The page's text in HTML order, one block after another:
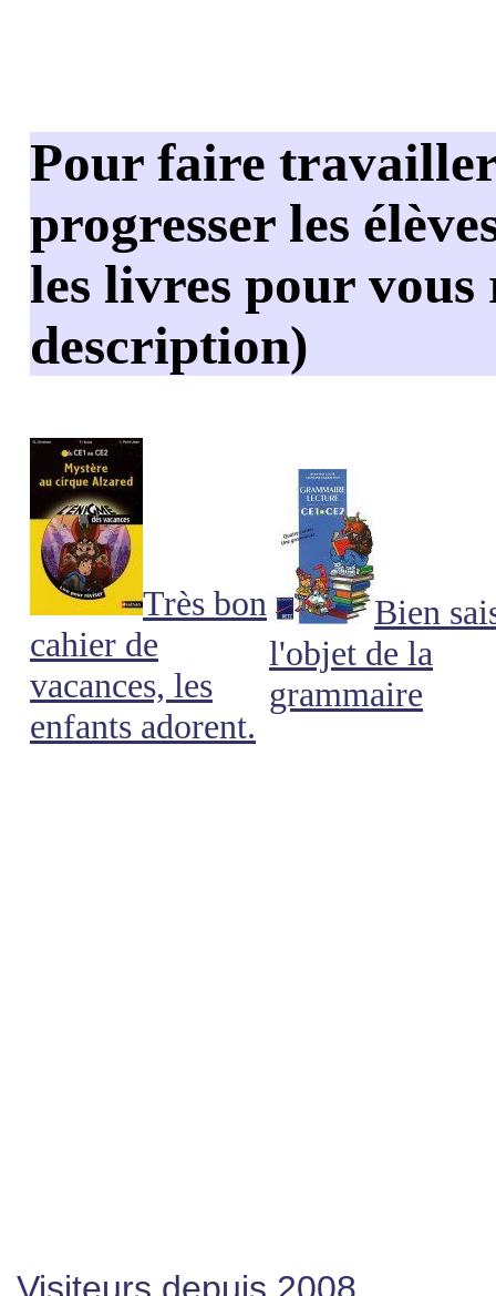
Pour faire
progresser les
les livres pour
description)
Très bon
cahier de
vacances, les
enfants adorent.
Bien
l'objet de la
grammaire